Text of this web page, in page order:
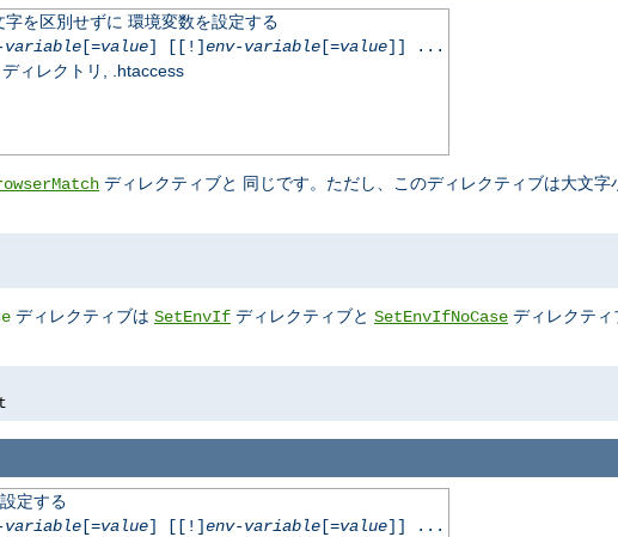
を区別せずに 環境変数を設定する
[=value] [[!]env-variable[=value]] ...
ィレクトリ, .htaccess
ディレクティブと 同じです。ただし、このディレクティブは大文
ディレクティブは SetEnvIf ディレクティブと SetEnvIfNoCase ディレクテ
定する
[=value] [[!]env-variable[=value]] ...